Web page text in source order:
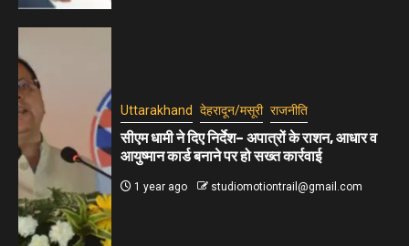
Uttarakhand देहरादून/मसूरी राजनीति
सीएम धामी ने दिए निर्देश– अपात्रों के राशन, आधार व
आयुष्मान कार्ड बनाने पर हो सख्त कार्रवाई
1 year ago studiomotiontrail@gmail.com